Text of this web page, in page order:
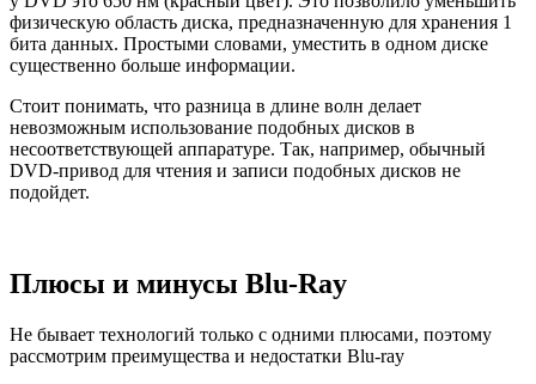
физическую область диска, предназначенную для хранения 1
бита данных. Простыми словами, уместить в одном диске
существенно больше информации.
Стоит понимать, что разница в длине волн делает
невозможным использование подобных дисков в
несоответствующей аппаратуре. Так, например, обычный
DVD-привод для чтения и записи подобных дисков не
подойдет.
Плюсы и минусы Blu-Ray
Не бывает технологий только с одними плюсами, поэтому
рассмотрим преимущества и недостатки Blu-ray